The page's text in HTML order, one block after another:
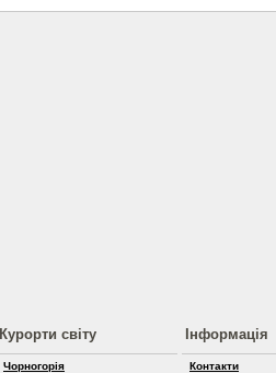
Курорти світу
Чорногорія
Інформація
Контакти